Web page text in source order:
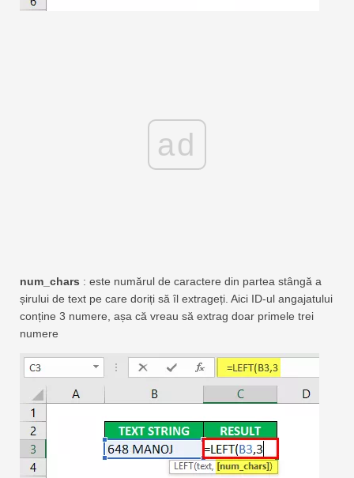
ad
num_chars : este numărul de caractere din partea stângă a
șirului de text pe care doriți să îl extrageți. Aici ID-ul angajatului
conține 3 numere, așa că vreau să extrag doar primele trei
numere